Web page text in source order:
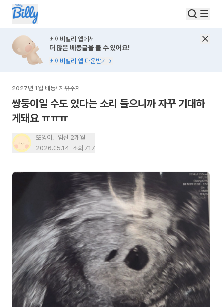
베이비빌리 앱에서
더 많은 베동글을 볼 수 있어요!
베이비빌리 앱 다운받기
2027년 1월 베동/ 자유주제
쌍둥이일 수도 있다는 소리 들으니까 자꾸 기대하
게돼요 ㅠㅠㅠ
또잉이.
임신 2개월
2026.05.14 조회 717